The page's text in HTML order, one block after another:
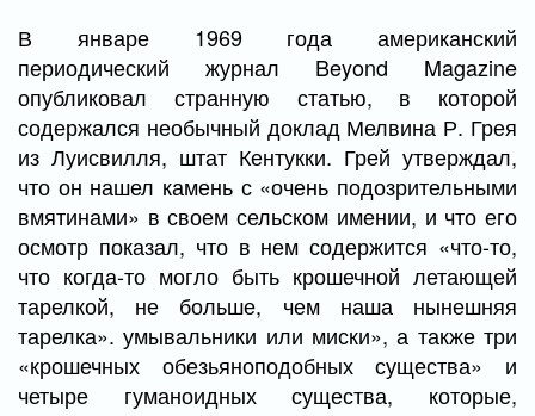
В январе 1969 года американский
периодический журнал Beyond Magazine
опубликовал странную статью, в которой
содержался необычный доклад Мелвина Р. Грея
из Луисвилля, штат Кентукки. Грей утверждал,
что он нашел камень с «очень подозрительными
вмятинами» в своем сельском имении, и что его
осмотр показал, что в нем содержится «что-то,
что когда-то могло быть крошечной летающей
тарелкой, не больше, чем наша нынешняя
тарелка». умывальники или миски», а также три
«крошечных обезьяноподобных существа» и
четыре гуманоидных существа, которые,